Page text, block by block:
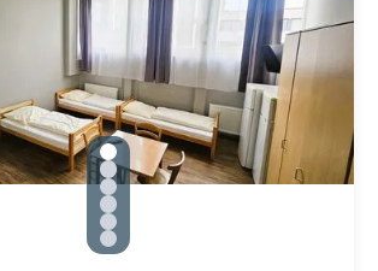
gallery.slide_selector
Zu Slide 1 wechseln
Zu Slide 2 wechseln
Zu Slide 3 wechseln
Zu Slide 4 wechseln
Zu Slide 5 wechseln
Zu Slide 6 wechseln